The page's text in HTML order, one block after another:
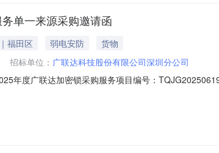
单一来源采购邀请函
福田区 弱电安防
货物
招标单位： 广联达科技股份有限公司深圳分公司
年度广联达加密锁采购服务项目编号：
标段/包信息标段/包分类：C-服务/其他服务报价